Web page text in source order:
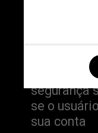
que
segurança
se o
sua conta